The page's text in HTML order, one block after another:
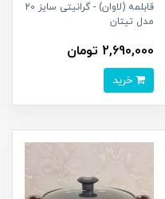
قابلمه (لاوان) - گرانیتی سایز 20
مدل تیتان
2,690,000 تومان